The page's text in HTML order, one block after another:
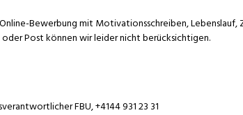
Bewerbung mit Motivationsschreiben, Lebenslauf,
Post können wir leider nicht berücksichtigen.
FBU, +4144 931 23 31